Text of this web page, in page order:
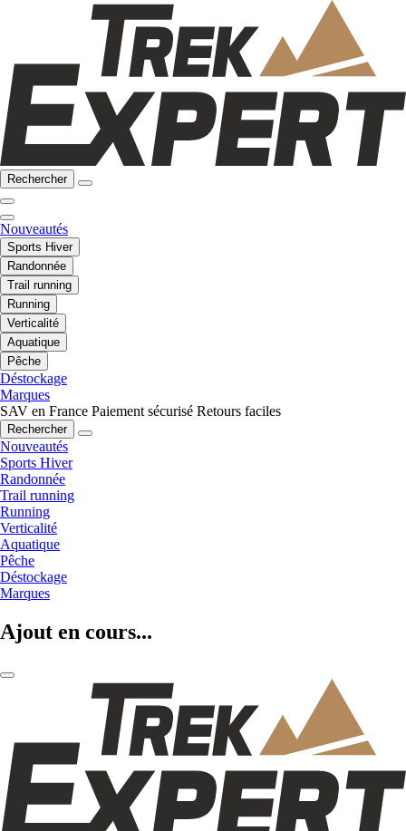
Rechercher
Nouveautés
Sports Hiver
Randonnée
Trail running
Running
Verticalité
Aquatique
Pêche
Déstockage
Marques
SAV en France Paiement sécurisé Retours faciles
Rechercher
Nouveautés
Sports Hiver
Randonnée
Trail running
Running
Verticalité
Aquatique
Pêche
Déstockage
Marques
Ajout en cours...